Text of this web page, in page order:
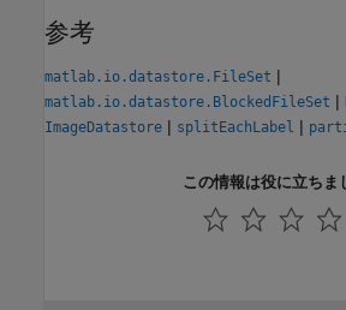
参考
matlab.io.datastore.FileSet |
matlab.io.datastore.BlockedFileSet |
ImageDatastore | splitEachLabel |
この情報は役に立ちま